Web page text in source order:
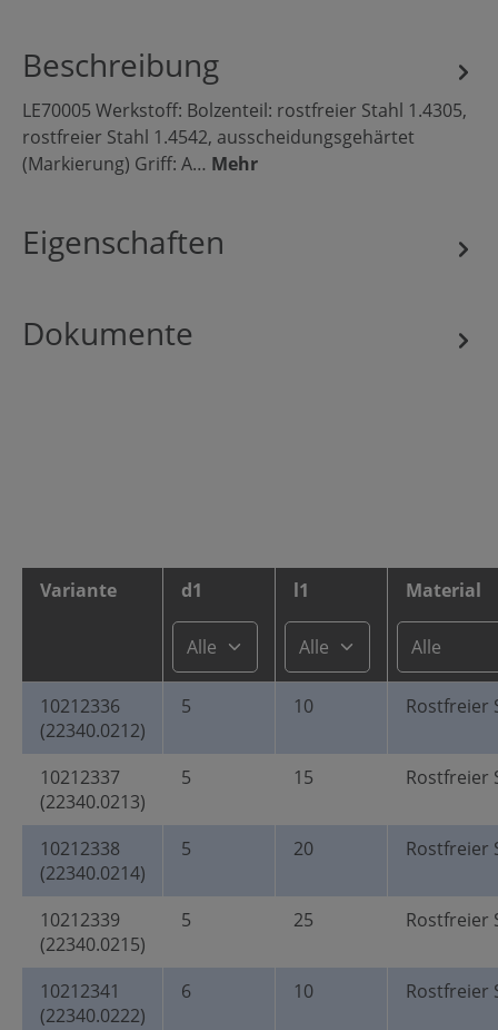
Beschreibung
LE70005 Werkstoff: Bolzenteil: rostfreier Stahl 1.4305,
rostfreier Stahl 1.4542, ausscheidungsgehärtet
(Markierung) Griff: A… Mehr
Eigenschaften
Dokumente
Variante d1 l1 Material
10212336
(22340.0212)
5 10 Rostfreier
10212337
(22340.0213)
5 15 Rostfreier
10212338
(22340.0214)
5 20 Rostfreier
10212339
(22340.0215)
5 25 Rostfreier
10212341
(22340.0222)
6 10 Rostfreier